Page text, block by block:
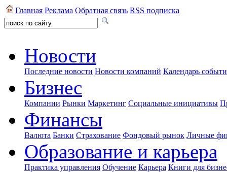
Главная Реклама Обратная связь RSS подписка
Новости
Последние новости Новости компаний Календарь
Бизнес
Компании Рынки Маркетинг Социальные инициативы
Финансы
Валюта Банки Страхование Фондовый рынок Личные
Образование и карьера
Практика управления Обучение Карьера Книги для